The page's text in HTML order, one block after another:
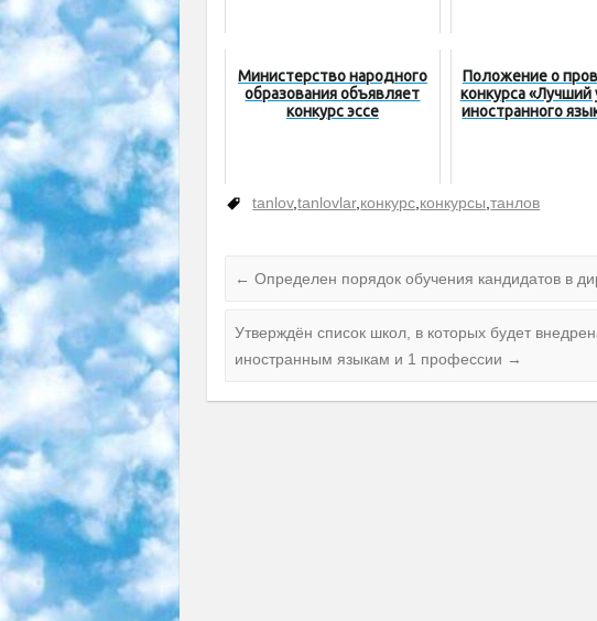
Министерство народного
образования объявляет
конкурс эссе
Положение о
конкурса «Лучший
иностранного
tanlov,tanlovlar, конкурс конкурсы ,танлов
← Определен порядок обучения кандидатов в
Утверждён список школ, в которых будет
иностранным языкам и 1 профессии →